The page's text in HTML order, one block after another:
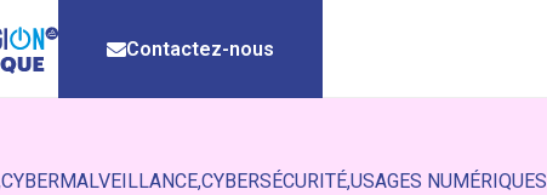
Contactez-nous
CYBERMALVEILLANCECYBERSÉCURITÉUSAGES NUMÉRIQUES